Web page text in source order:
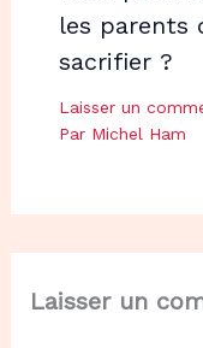
les
sacrifier ?
Laisser un
Par Michel Ham
Laisser un